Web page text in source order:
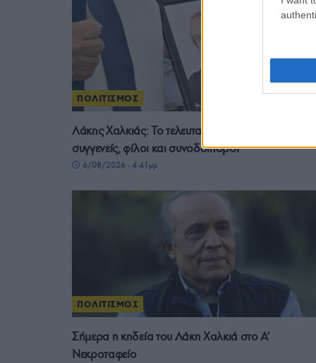
ΠΟΛΙΤΙΣΜΟΣ
Λάκης Χαλκιάς: Το τελευταίο «αντίο» είπαν σήμερα
συγγενείς, φίλοι και συνοδοιπόροι
6/08/2026 - 4:41μμ
ΠΟΛΙΤΙΣΜΟΣ
Σήμερα η κηδεία του Λάκη Χαλκιά στο Α’
Νεκροταφείο